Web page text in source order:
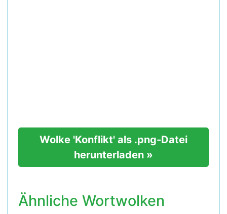
Wolke 'Konflikt' als .png-Datei
herunterladen »
Ähnliche Wortwolken